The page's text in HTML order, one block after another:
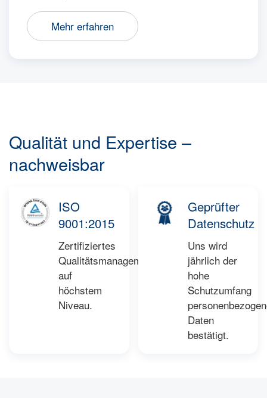
Mehr erfahren
Qualität und Expertise –
nachweisbar
ISO
9001:2015
Zertifiziertes
Qualitätsmanagement
auf
höchstem
Niveau.
Geprüfter
Datenschutz
Uns wird
jährlich der
hohe
Schutzumfang
Daten
bestätigt.